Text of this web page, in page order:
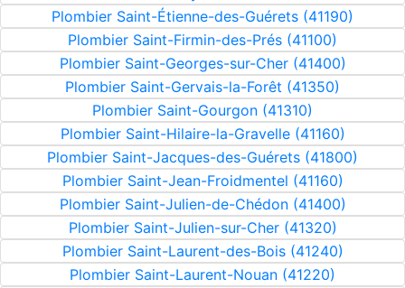
Plombier Saint-Étienne-des-Guérets (41190)
Plombier Saint-Firmin-des-Prés (41100)
Plombier Saint-Georges-sur-Cher (41400)
Plombier Saint-Gervais-la-Forêt (41350)
Plombier Saint-Gourgon (41310)
Plombier Saint-Hilaire-la-Gravelle (41160)
Plombier Saint-Jacques-des-Guérets (41800)
Plombier Saint-Jean-Froidmentel (41160)
Plombier Saint-Julien-de-Chédon (41400)
Plombier Saint-Julien-sur-Cher (41320)
Plombier Saint-Laurent-des-Bois (41240)
Plombier Saint-Laurent-Nouan (41220)